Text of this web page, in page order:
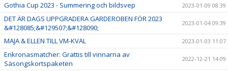
Gothia Cup 2023 - Summering och bildsvep 2023-01-09 08:39
DET ÄR DAGS UPPGRADERA GARDEROBEN FÖR 2023
&#128085;&#129507;&#128090;
2023-01-04 09:39
MAJA & ELLEN TILL VM-KVAL 2023-01-03 11:07
Enkronasmatcher: Grattis till vinnarna av
Säsongskortspaketen
2022-12-21 14:09